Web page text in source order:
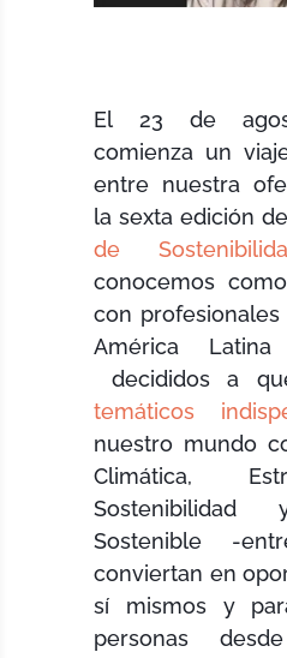
El 23 de
comienza un
entre nuestra
la sexta edición
de
conocemos como
con
América
decididos a
temáticos
nuestro mundo
Climática,
Sostenibilidad
Sostenible -
conviertan en
sí mismos y
personas